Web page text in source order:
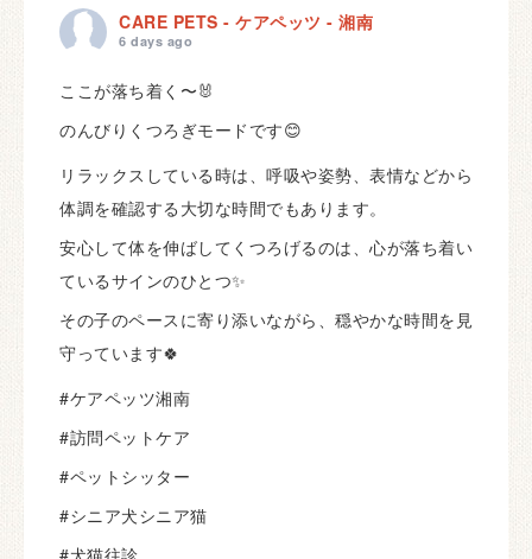
CARE PETS - ケアペッツ - 湘南
6 days ago
ここが落ち着く〜🐰
のんびりくつろぎモードです😊
リラックスしている時は、呼吸や姿勢、表情などから
体調を確認する大切な時間でもあります。
安心して体を伸ばしてくつろげるのは、心が落ち着い
ているサインのひとつ✨
その子のペースに寄り添いながら、穏やかな時間を見
守っています🍀
#ケアペッツ湘南
#訪問ペットケア
#ペットシッター
#シニア犬シニア猫
#犬猫往診